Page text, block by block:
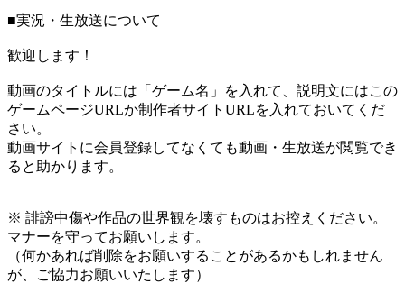
■実況・生放送について
歓迎します！
動画のタイトルには「ゲーム名」を入れて、説明文にはこの
ゲームページURLか制作者サイトURLを入れておいてくだ
さい。
動画サイトに会員登録してなくても動画・生放送が閲覧でき
ると助かります。
※ 誹謗中傷や作品の世界観を壊すものはお控えください。
マナーを守ってお願いします。
（何かあれば削除をお願いすることがあるかもしれません
が、ご協力お願いいたします）